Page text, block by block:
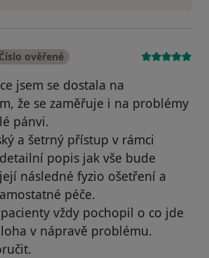
Číslo ověřené
jsem se dostala na
že se zaměřuje i na problémy
pánvi.
a šetrný přístup v rámci
popis jak vše bude
následné fyzio ošetření a
péče.
vždy pochopil o co jde
v nápravě problému.